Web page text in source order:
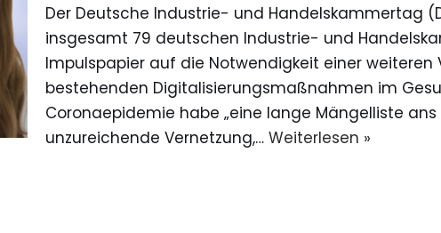
Der Deutsche Industrie- und Handelskammertag
insgesamt 79 deutschen Industrie- und
Impulspapier auf die Notwendigkeit einer weiteren
bestehenden Digitalisierungsmaßnahmen im
Coronaepidemie habe „eine lange Mängelliste
unzureichende Vernetzung,… Weiterlesen »